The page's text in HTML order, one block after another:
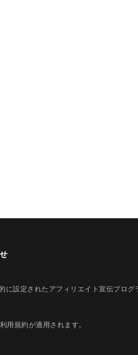
設定されたアフィリエイト宣伝プログ
利用規約が適用されます。